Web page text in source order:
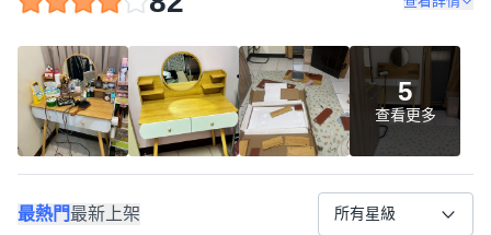
5
查看更多
最熱門最新上架 所有星級